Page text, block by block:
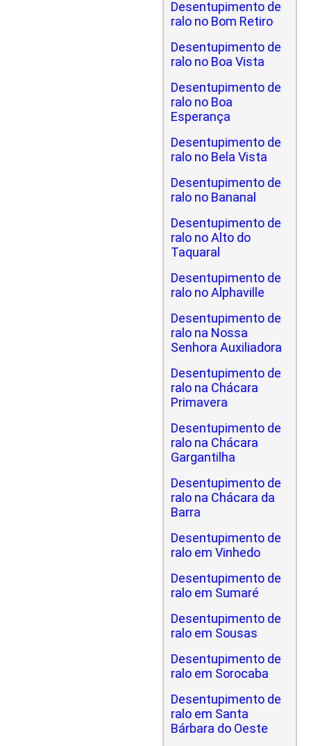
Desentupimento de
ralo no Bom Retiro
Desentupimento de
ralo no Boa Vista
Desentupimento de
ralo no Boa
Esperança
Desentupimento de
ralo no Bela Vista
Desentupimento de
ralo no Bananal
Desentupimento de
ralo no Alto do
Taquaral
Desentupimento de
ralo no Alphaville
Desentupimento de
ralo na Nossa
Senhora Auxiliadora
Desentupimento de
ralo na Chácara
Primavera
Desentupimento de
ralo na Chácara
Gargantilha
Desentupimento de
ralo na Chácara da
Barra
Desentupimento de
ralo em Vinhedo
Desentupimento de
ralo em Sumaré
Desentupimento de
ralo em Sousas
Desentupimento de
ralo em Sorocaba
Desentupimento de
ralo em Santa
Bárbara do Oeste